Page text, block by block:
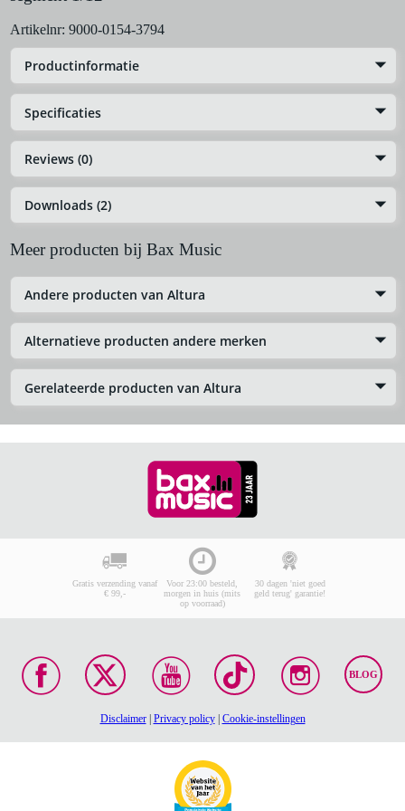
Artikelnr: 9000-0154-3794
Productinformatie
Specificaties
Reviews (0)
Downloads (2)
Meer producten bij Bax Music
Andere producten van Altura
Alternatieve producten andere merken
Gerelateerde producten van Altura
Gratis verzending vanaf
€ 99,-
Voor 23:00 besteld,
morgen in huis (mits
op voorraad)
30 dagen 'niet goed
geld terug' garantie!
BLOG
Disclaimer| Privacy policy| Cookie-instellingen